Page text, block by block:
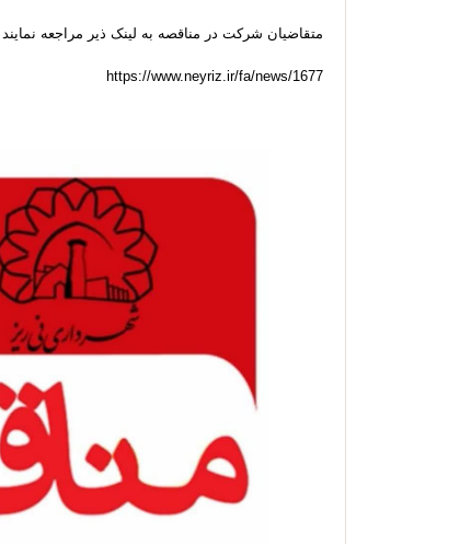
متقاضیان شرکت در مناقصه به لینک ذیر مراجعه
https://www.neyriz.ir/fa/news/1677